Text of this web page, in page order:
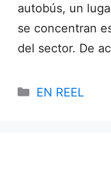
autobús, un
se concentran
del sector. De
Categories
EN REEL